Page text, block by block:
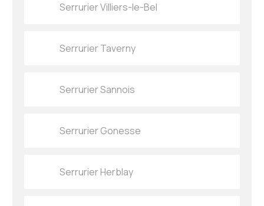
Serrurier Villiers-le-Bel
Serrurier Taverny
Serrurier Sannois
Serrurier Gonesse
Serrurier Herblay